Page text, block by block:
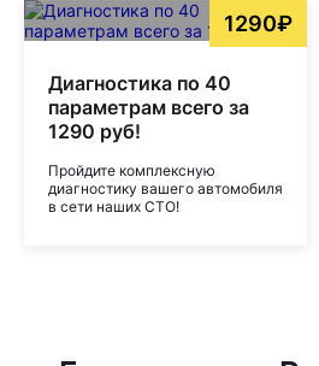
1290₽
Диагностика по 40
параметрам всего за
1290 руб!
Пройдите комплексную
диагностику вашего автомобиля
в сети наших СТО!